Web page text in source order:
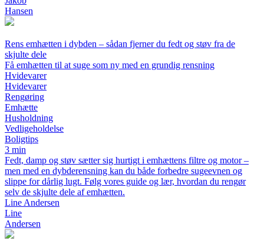
Hansen
Rens emhætten i dybden – sådan fjerner du fedt og støv fra de
skjulte dele
Få emhætten til at suge som ny med en grundig rensning
Hvidevarer
Hvidevarer
Rengøring
Emhætte
Husholdning
Vedligeholdelse
Boligtips
3 min
Fedt, damp og støv sætter sig hurtigt i emhættens filtre og motor –
men med en dybderensning kan du både forbedre sugeevnen og
slippe for dårlig lugt. Følg vores guide og lær, hvordan du rengør
selv de skjulte dele af emhætten.
Line Andersen
Line
Andersen